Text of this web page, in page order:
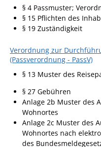
§ 4 Passmuster;
§ 15 Pflichten des
§ 19 Zuständigkeit
Verordnung zur
(Passverordnung - PassV)
§ 13 Muster des
§ 27 Gebühren
Anlage 2b Muster des
Wohnortes
Anlage 2c Muster des
Wohnortes nach
des